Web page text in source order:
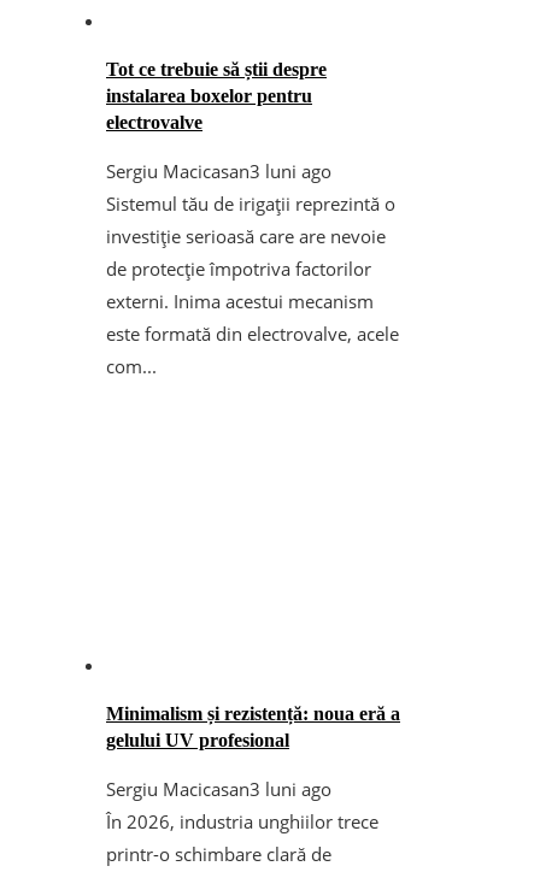
Tot ce trebuie să știi despre
instalarea boxelor pentru
electrovalve
Sergiu Macicasan3 luni ago
Sistemul tău de irigații reprezintă o
investiție serioasă care are nevoie
de protecție împotriva factorilor
externi. Inima acestui mecanism
este formată din electrovalve, acele
com...
Minimalism și rezistență: noua eră a
gelului UV profesional
Sergiu Macicasan3 luni ago
În 2026, industria unghiilor trece
printr-o schimbare clară de